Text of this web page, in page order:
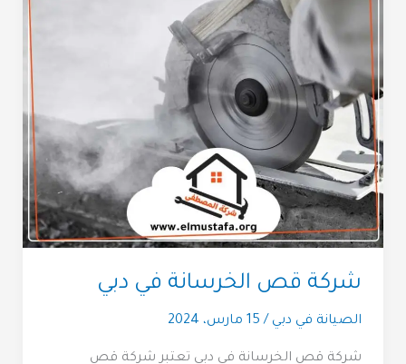
شركة قص الخرسانة في دبي
الصيانة في دبي / 15 مارس، 2024
شركة قص الخرسانة في دبي تعتبر شركة قص